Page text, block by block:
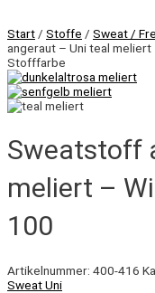
Start / Stoffe / Sweat /
angeraut – Uni teal
Stofffarbe
Sweatstoff
meliert –
100
Artikelnummer: 400-416
Sweat Uni